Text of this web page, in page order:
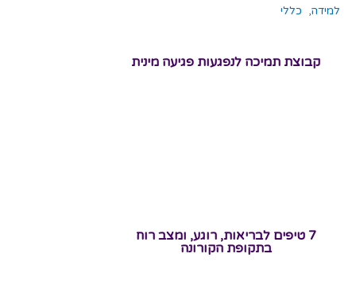
למידה, כללי
קבוצת תמיכה לנפגעות פגיעה מינית
7 טיפים לבריאות, רוגע, ומצב רוח
בתקופת הקורונה